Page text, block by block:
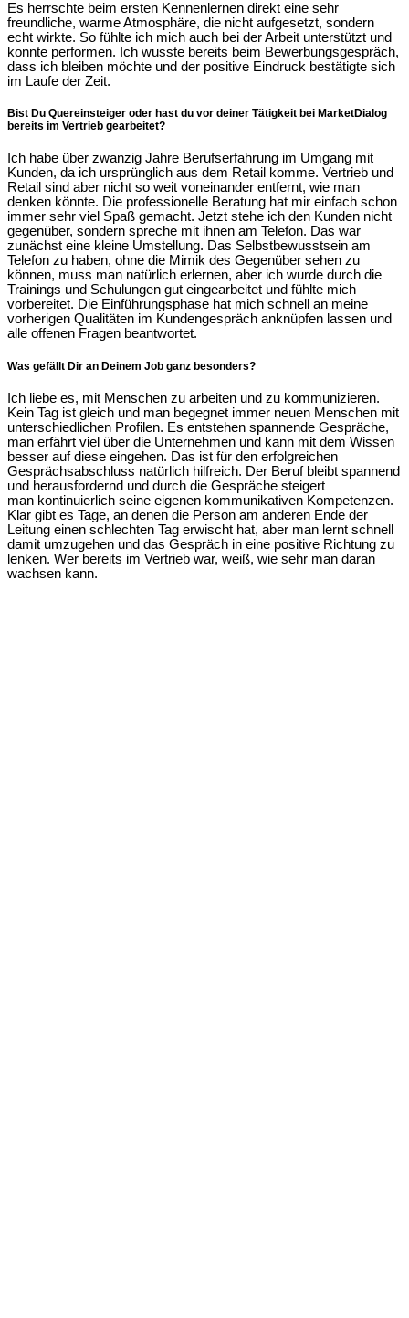
Es herrschte beim ersten Kennenlernen direkt eine sehr
freundliche, warme Atmosphäre, die nicht aufgesetzt, sondern
echt wirkte. So fühlte ich mich auch bei der Arbeit unterstützt und
konnte performen. Ich wusste bereits beim Bewerbungsgespräch,
dass ich bleiben möchte und der positive Eindruck bestätigte sich
im Laufe der Zeit.
Bist Du Quereinsteiger oder hast du vor deiner Tätigkeit bei MarketDialog
bereits im Vertrieb gearbeitet?
Ich habe über zwanzig Jahre Berufserfahrung im Umgang mit
Kunden, da ich ursprünglich aus dem Retail komme. Vertrieb und
Retail sind aber nicht so weit voneinander entfernt, wie man
denken könnte. Die professionelle Beratung hat mir einfach schon
immer sehr viel Spaß gemacht. Jetzt stehe ich den Kunden nicht
gegenüber, sondern spreche mit ihnen am Telefon. Das war
zunächst eine kleine Umstellung. Das Selbstbewusstsein am
Telefon zu haben, ohne die Mimik des Gegenüber sehen zu
können, muss man natürlich erlernen, aber ich wurde durch die
Trainings und Schulungen gut eingearbeitet und fühlte mich
vorbereitet. Die Einführungsphase hat mich schnell an meine
vorherigen Qualitäten im Kundengespräch anknüpfen lassen und
alle offenen Fragen beantwortet.
Was gefällt Dir an Deinem Job ganz besonders?
Ich liebe es, mit Menschen zu arbeiten und zu kommunizieren.
Kein Tag ist gleich und man begegnet immer neuen Menschen mit
unterschiedlichen Profilen. Es entstehen spannende Gespräche,
man erfährt viel über die Unternehmen und kann mit dem Wissen
besser auf diese eingehen. Das ist für den erfolgreichen
Gesprächsabschluss natürlich hilfreich. Der Beruf bleibt spannend
und herausfordernd und durch die Gespräche steigert
man kontinuierlich seine eigenen kommunikativen Kompetenzen.
Klar gibt es Tage, an denen die Person am anderen Ende der
Leitung einen schlechten Tag erwischt hat, aber man lernt schnell
damit umzugehen und das Gespräch in eine positive Richtung zu
lenken. Wer bereits im Vertrieb war, weiß, wie sehr man daran
wachsen kann.